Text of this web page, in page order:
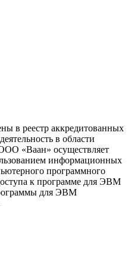
в реестр аккредитованных
в области
«Ваан» осуществляет
информационных
программного
к программе для ЭВМ
для ЭВМ